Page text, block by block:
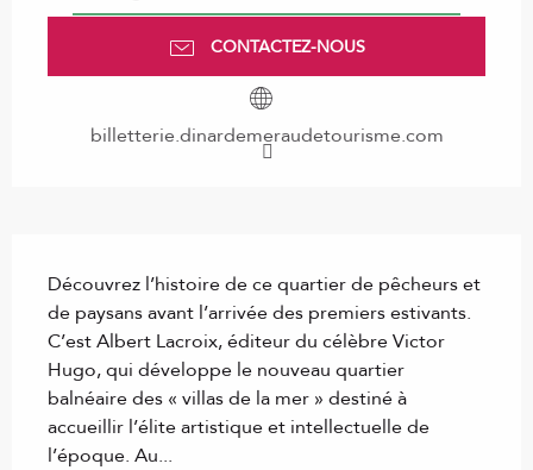
CONTACTEZ-NOUS
billetterie.dinardemeraudetourisme.com
Découvrez l’histoire de ce quartier de pêcheurs et
de paysans avant l’arrivée des premiers estivants.
C’est Albert Lacroix, éditeur du célèbre Victor
Hugo, qui développe le nouveau quartier
balnéaire des « villas de la mer » destiné à
accueillir l’élite artistique et intellectuelle de
l’époque. Au...